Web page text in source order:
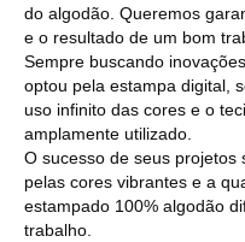
do algodão. Queremos
e o resultado de um bom
Sempre buscando
optou pela estampa digital,
uso infinito das cores e o
amplamente utilizado.
O sucesso de seus
pelas cores vibrantes e a
estampado 100% algodão
trabalho.